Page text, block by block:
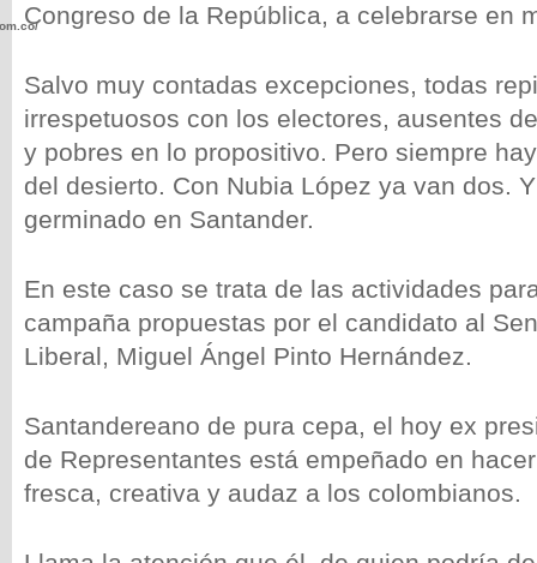
Congreso de la República, a celebrarse en
Salvo muy contadas excepciones, todas
irrespetuosos con los electores, ausentes
y pobres en lo propositivo. Pero siempre
del desierto. Con Nubia López ya van dos.
germinado en Santander.
En este caso se trata de las actividades
campaña propuestas por el candidato al
Liberal, Miguel Ángel Pinto Hernández.
Santandereano de pura cepa, el hoy ex
de Representantes está empeñado en
fresca, creativa y audaz a los colombianos.
wp-
wp-
wp-